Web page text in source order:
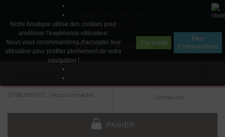
avec Paypal
Devenir revendeur
0768389902 • Nous contacter Connexion
PANIER
•
•
Notre boutique utilise des cookies pour
améliorer l'expérience utilisateur.
Nous vous recommandons d'accepter leur
utilisation pour profiter pleinement de votre
navigation !
•
•
J'accepte
Plus
d'informations